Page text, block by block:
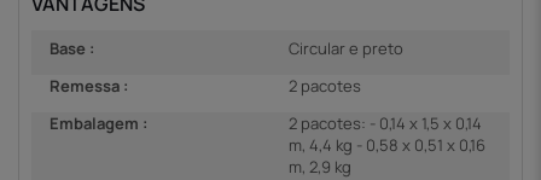
Base :
Circular e preto
Remessa :
2 pacotes
Embalagem :
2 pacotes: - 0,14 x 1,5 x 0,14
m, 4,4 kg - 0,58 x 0,51 x 0,16
m, 2,9 kg